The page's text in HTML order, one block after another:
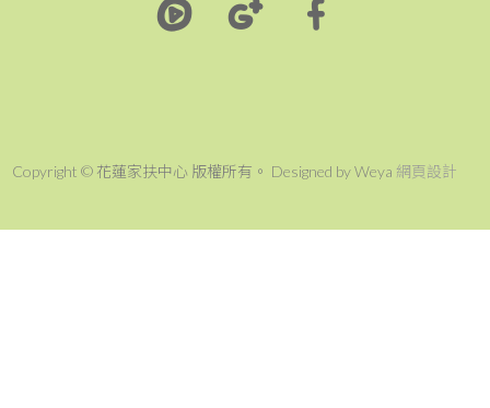
Copyright © 花蓮家扶中心 版權所有。 Designed by Weya 網頁設計